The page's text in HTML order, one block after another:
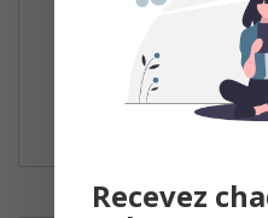
Recevez